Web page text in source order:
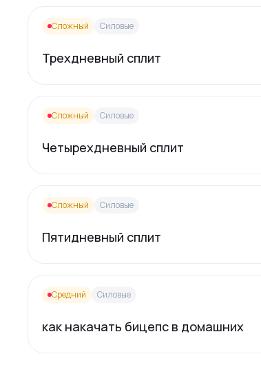
Сложный Силовые
Трехдневный сплит
Сложный Силовые
Четырехдневный сплит
Сложный Силовые
Пятидневный сплит
Средний Силовые
как накачать бицепс в домашних